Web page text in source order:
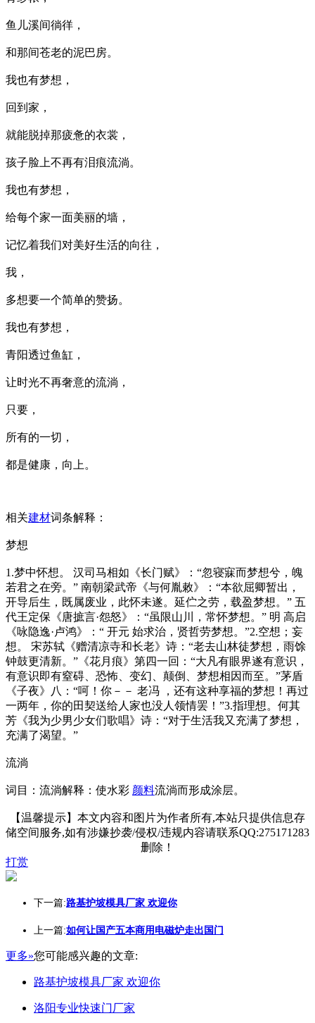
鱼儿溪间徜徉，
和那间苍老的泥巴房。
我也有梦想，
回到家，
就能脱掉那疲惫的衣裳，
孩子脸上不再有泪痕流淌。
我也有梦想，
给每个家一面美丽的墙，
记忆着我们对美好生活的向往，
我，
多想要一个简单的赞扬。
我也有梦想，
青阳透过鱼缸，
让时光不再奢意的流淌，
只要，
所有的一切，
都是健康，向上。
相关建材词条解释：
梦想
1.梦中怀想。 汉司马相如《长门赋》：“忽寝寐而梦想兮，魄
若君之在旁。” 南朝梁武帝《与何胤敕》：“本欲屈卿暂出，
开导后生，既属废业，此怀未遂。延伫之劳，载盈梦想。” 五
代王定保《唐摭言·怨怒》：“虽限山川，常怀梦想。” 明 高启
《咏隐逸·卢鸿》：“ 开元 始求治，贤哲劳梦想。”2.空想；妄
想。 宋苏轼《赠清凉寺和长老》诗：“老去山林徒梦想，雨馀
钟鼓更清新。”《花月痕》第四一回：“大凡有眼界遂有意识，
有意识即有窒碍、恐怖、变幻、颠倒、梦想相因而至。”茅盾
《子夜》八：“呵！你－－ 老冯 ，还有这种享福的梦想！再过
一两年，你的田契送给人家也没人领情罢！”3.指理想。何其
芳《我为少男少女们歌唱》诗：“对于生活我又充满了梦想，
充满了渴望。”
流淌
词目：流淌解释：使水彩 颜料流淌而形成涂层。
【温馨提示】本文内容和图片为作者所有,本站只提供信息存
储空间服务,如有涉嫌抄袭/侵权/违规内容请联系QQ:275171283
删除！
打赏
下一篇:路基护坡模具厂家 欢迎你
上一篇:如何让国产五本商用电磁炉走出国门
更多»您可能感兴趣的文章:
路基护坡模具厂家 欢迎你
洛阳专业快速门厂家